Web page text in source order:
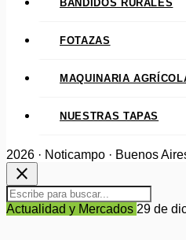
BANDIDOS RURALES
FOTAZAS
MAQUINARIA
NUESTRAS TAPAS
2026 · Noticampo · Buenos
close
Actualidad y Mercados 29 de